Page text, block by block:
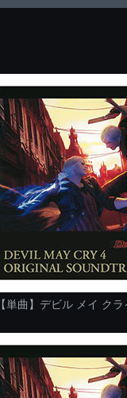
【単曲】デビル メイ クラ